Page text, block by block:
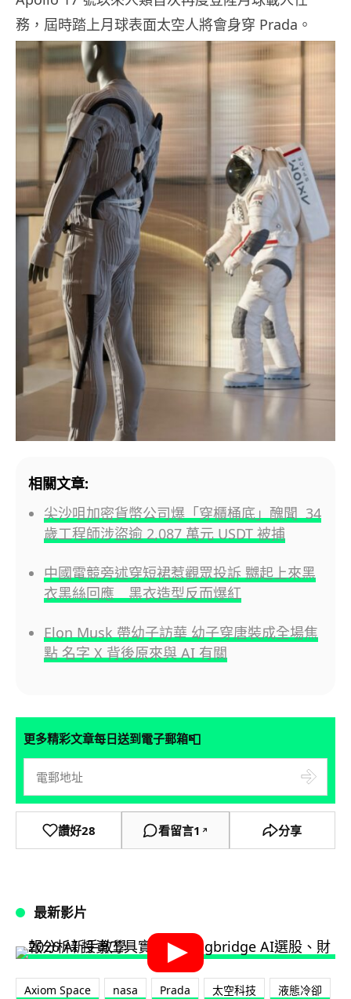
務，屆時踏上月球表面太空人將會身穿 Prada。
相關文章:
尖沙咀加密貨幣公司爆「穿櫃桶底」醜聞 34
歲工程師涉盜逾 2,087 萬元 USDT 被捕
中國電競旁述穿短裙惹觀眾投訴 嬲起上來黑
衣黑絲回應 黑衣造型反而爆紅
Elon Musk 帶幼子訪華 幼子穿唐裝成全場焦
點 名字 X 背後原來與 AI 有關
更多精彩文章每日送到電子郵箱📮
讚好28 看留言1 ↗ 分享
最新影片
Axiom Space nasa Prada 太空科技 液態冷卻